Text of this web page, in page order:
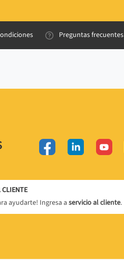
Preguntas frecuentes
CLIENTE
ayudarte! Ingresa a servicio al cliente.